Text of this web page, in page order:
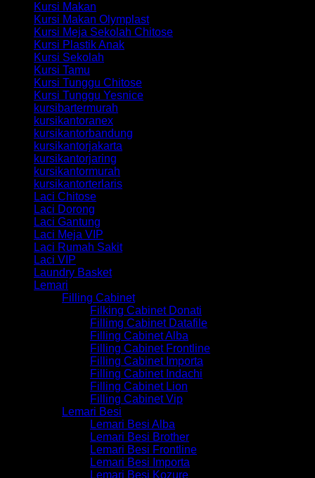
Kursi Makan
Kursi Makan Olymplast
Kursi Meja Sekolah Chitose
Kursi Plastik Anak
Kursi Sekolah
Kursi Tamu
Kursi Tunggu Chitose
Kursi Tunggu Yesnice
kursibartermurah
kursikantoranex
kursikantorbandung
kursikantorjakarta
kursikantorjaring
kursikantormurah
kursikantorterlaris
Laci Chitose
Laci Dorong
Laci Gantung
Laci Meja VIP
Laci Rumah Sakit
Laci VIP
Laundry Basket
Lemari
Filling Cabinet
Filking Cabinet Donati
Fillimg Cabinet Datafile
Filling Cabinet Alba
Filling Cabinet Frontline
Filling Cabinet Importa
Filling Cabinet Indachi
Filling Cabinet Lion
Filling Cabinet Vip
Lemari Besi
Lemari Besi Alba
Lemari Besi Brother
Lemari Besi Frontline
Lemari Besi Importa
Lemari Besi Kozure